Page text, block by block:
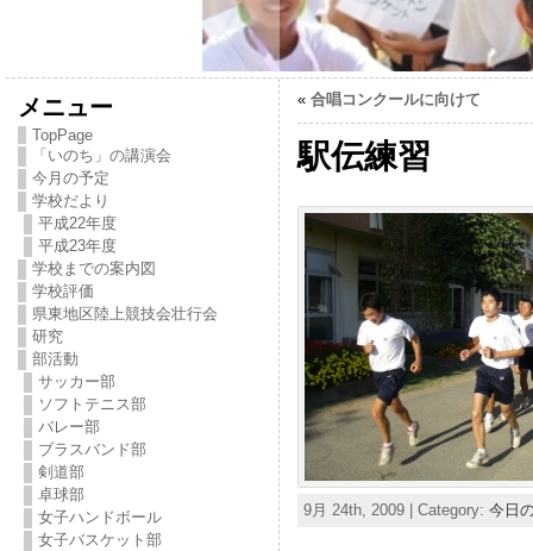
メニュー
TopPage
「いのち」の講演会
今月の予定
学校だより
平成22年度
平成23年度
学校までの案内図
学校評価
県東地区陸上競技会壮行会
研究
部活動
サッカー部
ソフトテニス部
バレー部
ブラスバンド部
剣道部
卓球部
女子ハンドボール
女子バスケット部
« 合唱コンクールに向けて
駅伝練習
9月 24th, 2009 | Category: 今日